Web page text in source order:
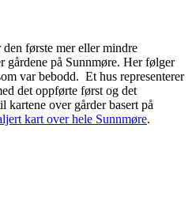
den første mer eller mindre
gårdene på Sunnmøre. Her følger
var bebodd. Et hus representerer
det oppførte først og det
over gårder basert på
kart over hele Sunnmøre.